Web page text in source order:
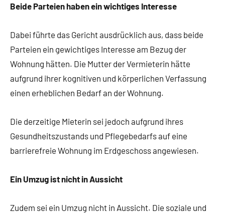
Beide Parteien haben ein wichtiges Interesse
Dabei führte das Gericht ausdrücklich aus, dass beide
Parteien ein gewichtiges Interesse am Bezug der
Wohnung hätten. Die Mutter der Vermieterin hätte
aufgrund ihrer kognitiven und körperlichen Verfassung
einen erheblichen Bedarf an der Wohnung.
Die derzeitige Mieterin sei jedoch aufgrund ihres
Gesundheitszustands und Pflegebedarfs auf eine
barrierefreie Wohnung im Erdgeschoss angewiesen.
Ein Umzug ist nicht in Aussicht
Zudem sei ein Umzug nicht in Aussicht. Die soziale und